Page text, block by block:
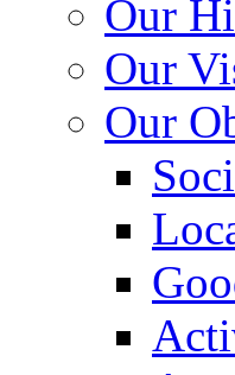
Our
Our
Our